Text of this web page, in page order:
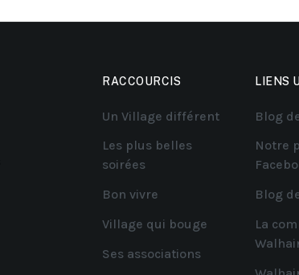
RACCOURCIS
Un Village différent
Les plus belles
soirées
Bon vivre
Village qui bouge
Ses associations
LIENS
Blog
Notre
Blog
La